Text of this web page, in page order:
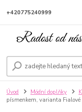
+420775240999
Úvod Módní doplňky
písmenkem, varianta Fialové